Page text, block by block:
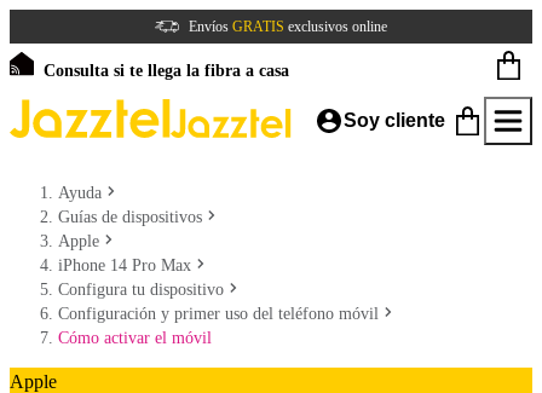
Envíos GRATIS exclusivos online
Consulta si te llega la fibra a casa
Soy cliente
Ayuda
Guías de dispositivos
Apple
iPhone 14 Pro Max
Configura tu dispositivo
Configuración y primer uso del teléfono móvil
Cómo activar el móvil
Apple